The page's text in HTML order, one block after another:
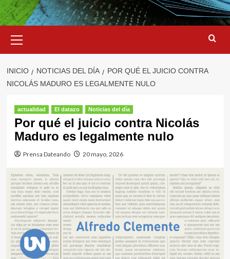
primario
INICIO NOTICIAS DEL DÍA
POR QUÉ EL JUICIO CONTRA
NICOLÁS MADURO ES LEGALMENTE NULO
actualidad El datazo Noticias del día
Por qué el juicio contra Nicolás
Maduro es legalmente nulo
Prensa Dateando 20 mayo, 2026